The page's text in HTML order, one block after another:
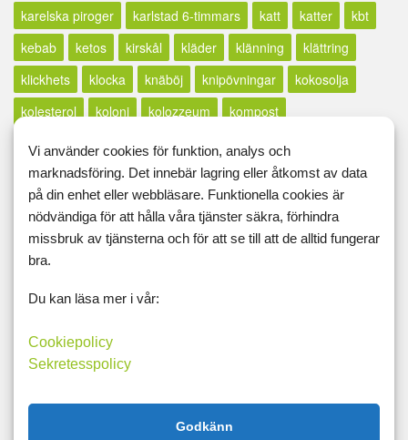
karelska piroger karlstad 6-timmars katt katter
kbt
kebab
ketos kirskål kläder klänning
klättring
klickhets
klocka knäböj knipövningar
kokosolja
kolesterol
koloni kolozzeum
kompost
konditionsträning
konsert konst
konstutställning
körkort
korv kost kostplanering
kostschema
kosttillskott
kostvanor kött
kroppsfett
kroppsuppfattning
kroppsviktsövningar
kroppsviktspass
kyckling
lågkalori lågkolhydrat
lax
lcd LCHF
likör
lillfinger livet
maffetone mage
Vi använder cookies för funktion, analys och
marknadsföring. Det innebär lagring eller åtkomst av data
på din enhet eller webbläsare. Funktionella cookies är
nödvändiga för att hålla våra tjänster säkra, förhindra
missbruk av tjänsterna och för att se till att de alltid fungerar
bra.
Du kan läsa mer i vår:
Cookiepolicy
Sekretesspolicy
Godkänn